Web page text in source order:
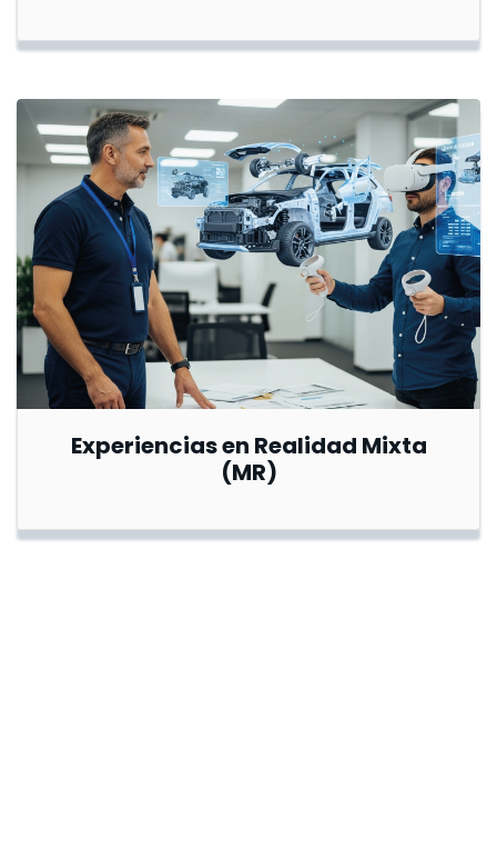
Experiencias en Realidad Mixta
(MR)